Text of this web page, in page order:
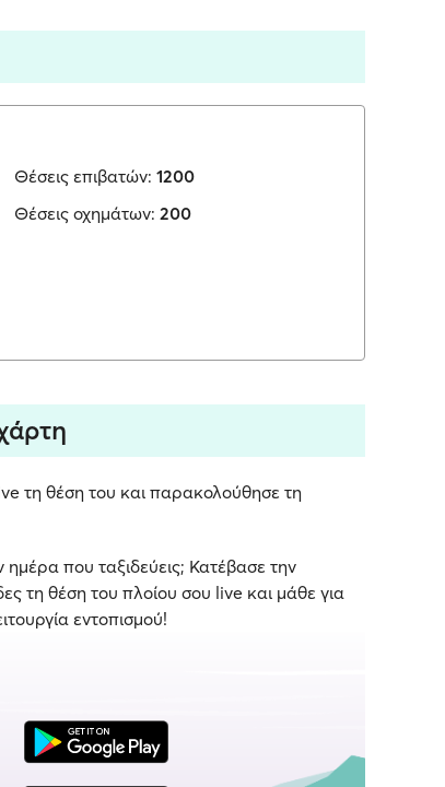
Θέσεις επιβατών: 1200
Θέσεις οχημάτων: 200
τη θέση του και παρακολούθησε τη
ημέρα που ταξιδεύεις; Κατέβασε την
τη θέση του πλοίου σου live και μάθε για
εντοπισμού!